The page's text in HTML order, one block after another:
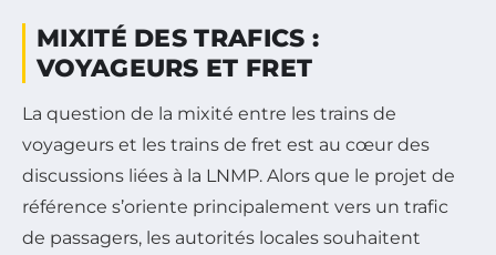
MIXITÉ DES TRAFICS :
VOYAGEURS ET FRET
La question de la mixité entre les trains de
voyageurs et les trains de fret est au cœur des
discussions liées à la LNMP. Alors que le projet de
référence s’oriente principalement vers un trafic
de passagers, les autorités locales souhaitent